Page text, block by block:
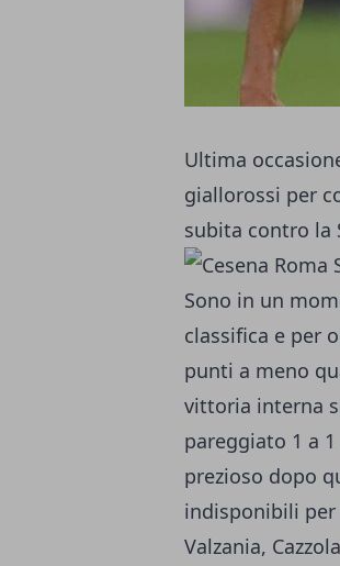
Ultima
giallorossi per
subita contro la
Sono in un
classifica e per
punti a meno
vittoria interna
pareggiato 1 a
prezioso dopo
indisponibili
Valzania,